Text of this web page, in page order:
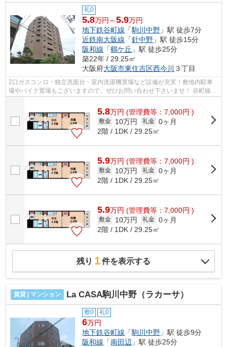
礼0
5.8万円～5.9万円
地下鉄谷町線 「駒川中野 」駅 徒歩7分
近鉄南大阪線 「針中野 」駅 徒歩15分
阪和線 「鶴ケ丘 」駅 徒歩25分
築22年 / 29.25㎡
大阪府大阪市東住吉区西今川 ３丁目
2口ガスコンロ・独立洗面台・室内洗濯機置場など設備が充実！敷地内駐車
場やバイク置場もございますので、ぜひお問い合わせ下さいませ！ 谷町線、
5.8万円 (管理費等：7,000円 )
敷金 10万円 礼金 0ヶ月
2階 / 1DK / 29.25㎡
5.9万円 (管理費等：7,000円 )
敷金 10万円 礼金 0ヶ月
2階 / 1DK / 29.25㎡
5.9万円 (管理費等：7,000円 )
敷金 10万円 礼金 0ヶ月
2階 / 1DK / 29.25㎡
残り 1件を表示する
賃貸 | マンション La CASA駒川中野（ラカーサ）
敷0 礼0
6万円
地下鉄谷町線 「駒川中野 」駅 徒歩9分
阪和線 「南田辺 」駅 徒歩25分